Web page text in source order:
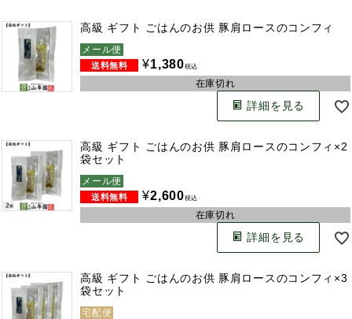
高級 ギフト ごはんのお供 豚肩ロースのコンフィ
メール便
¥1,380税込
在庫切れ
詳細を見る
高級 ギフト ごはんのお供 豚肩ロースのコンフィ×2
袋セット
メール便
¥2,600税込
在庫切れ
詳細を見る
高級 ギフト ごはんのお供 豚肩ロースのコンフィ×3
袋セット
宅配便